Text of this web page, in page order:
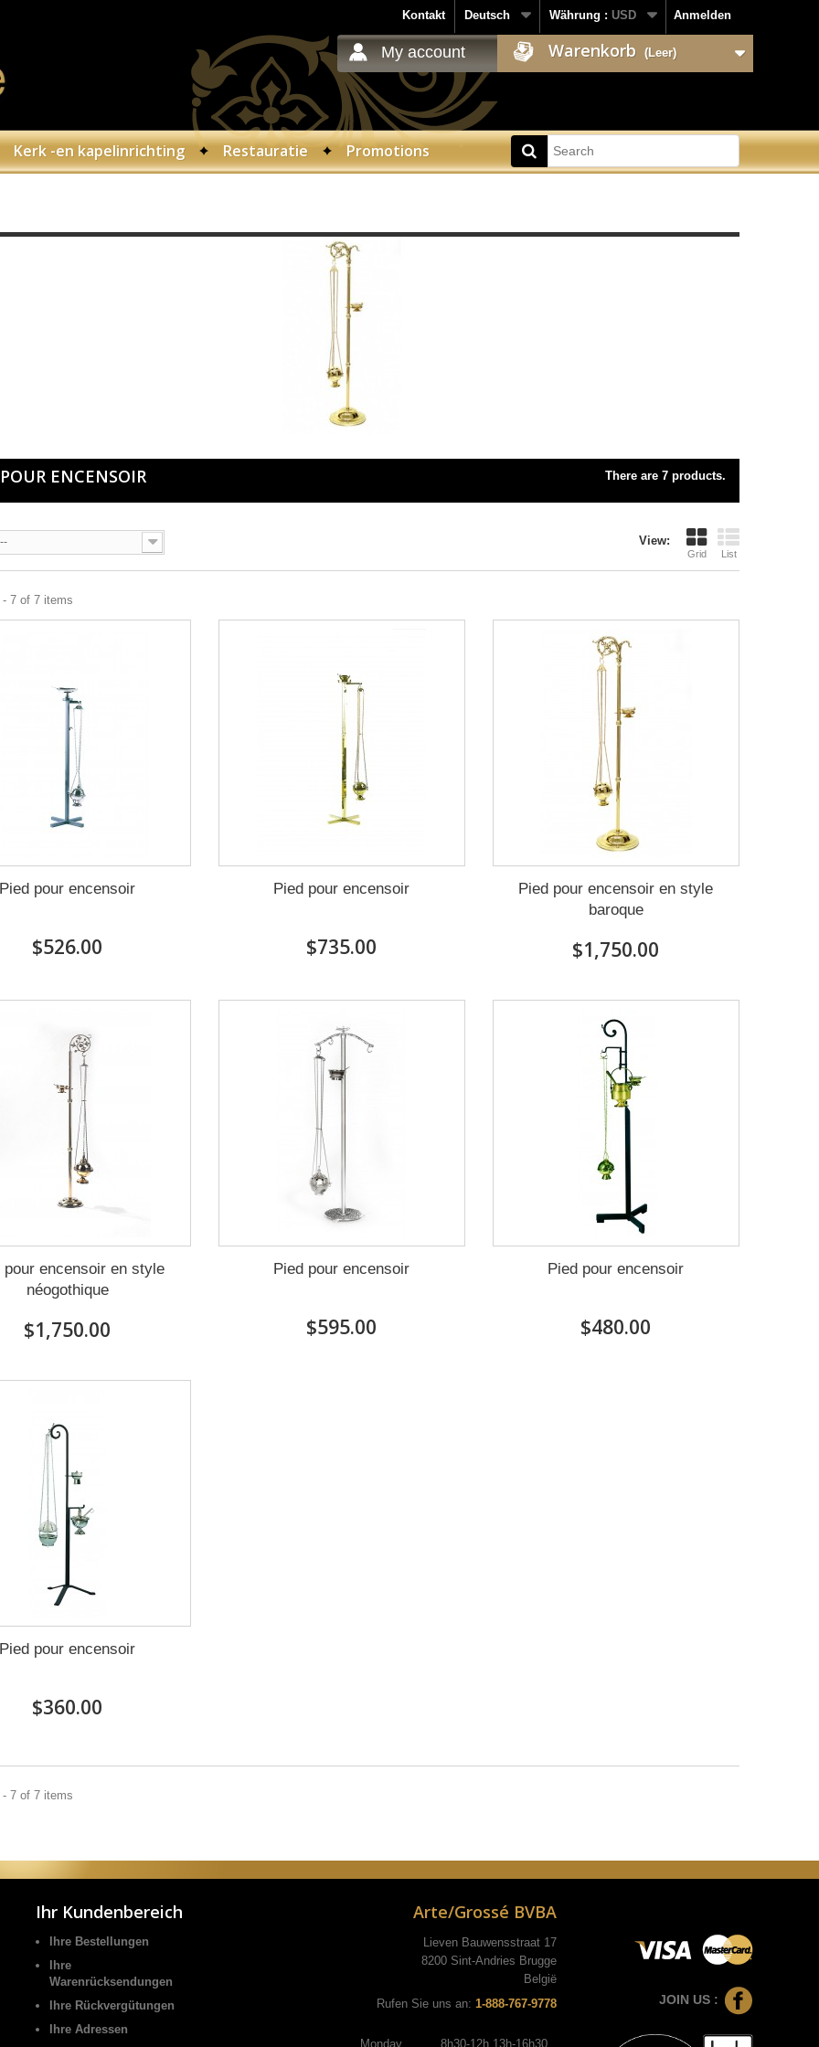
Anmelden
Währung : USD
Deutsch
Kontakt
Warenkorb (Leer)
My account
Kerk -en kapelinrichting Restauratie Promotions
ENCENSOIR There are 7 products.
View:
Grid List
--
7 of 7 items
Pied pour encensoir
$526.00
Pied pour encensoir
$735.00
Pied pour encensoir en style
baroque
$1,750.00
pour encensoir en style
néogothique
$1,750.00
Pied pour encensoir
$595.00
Pied pour encensoir
$480.00
Pied pour encensoir
$360.00
7 of 7 items
Ihr Kundenbereich
Ihre Bestellungen
Ihre
Warenrücksendungen
Ihre Rückvergütungen
Ihre Adressen
Arte/Grossé BVBA
Lieven Bauwensstraat 17
8200 Sint-Andries Brugge
België
Rufen Sie uns an: 1-888-767-9778
Monday 8h30-12h 13h-16h30
JOIN US :